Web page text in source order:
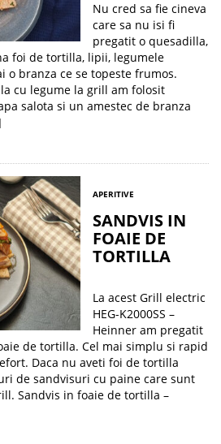
Nu cred sa fie cineva
care sa nu isi fi
pregatit o quesadilla,
foi de tortilla, lipii, legumele
o branza ce se topeste frumos.
cu legume la grill am folosit
salota si un amestec de branza
APERITIVE
SANDVIS IN
FOAIE DE
TORTILLA
La acest Grill electric
HEG-K2000SS –
Heinner am pregatit
de tortilla. Cel mai simplu si rapid
Daca nu aveti foi de tortilla
de sandvisuri cu paine care sunt
Sandvis in foaie de tortilla –